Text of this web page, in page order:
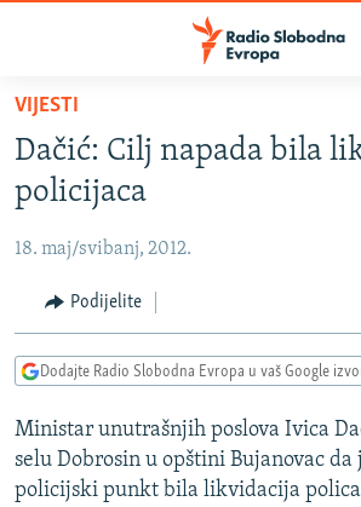
Pređite
glavni
sadržaj
Pređite
na
navigaciju
Pređite
na
BOSNA I HERCEGOVINA
SRBIJA
KOSOVO
CRNA GORA
VIDEO
FOTOGALERIJE
INFOGRAFIKE
PODCASTI
RAT U UKRAJINI
KINA NA BALKANU
VIJESTI
Dačić: Cilj napada bila
policijaca
18. maj/svibanj, 2012.
Podijelite
Dodajte Radio Slobodna Evropa u vaš Google
Ministar unutrašnjih poslova Ivica
selu Dobrosin u opštini Bujanovac
policijski punkt bila likvidacija